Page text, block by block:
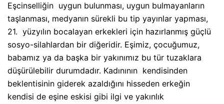
Eşcinselliğin uygun bulunması, uygun bulmayanların
taşlanması, medyanın sürekli bu tip yayınlar yapması,
21. yüzyılın bocalayan erkekleri için hazırlanmış güçlü
sosyo-silahlardan bir diğeridir. Eşimiz, çocuğumuz,
babamız ya da başka bir yakınımız bu tür tuzaklara
düşürülebilir durumdadır. Kadınının kendisinden
beklentisinin giderek azaldığını hisseden erkeğin
kendisi de eşine eskisi gibi ilgi ve yakınlık